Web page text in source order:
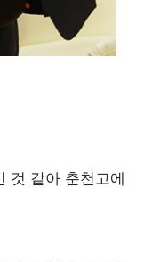
것 같아 춘천고에